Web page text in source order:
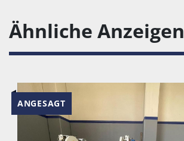
Ähnliche Anzeigen
ANGESAGT